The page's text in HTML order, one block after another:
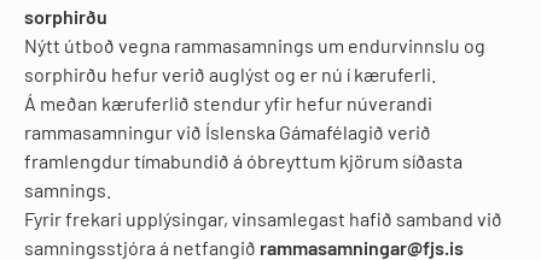
sorphirðu
Nýtt útboð vegna rammasamnings um endurvinnslu og
sorphirðu hefur verið auglýst og er nú í kæruferli.
Á meðan kæruferlið stendur yfir hefur núverandi
rammasamningur við Íslenska Gámafélagið verið
framlengdur tímabundið á óbreyttum kjörum síðasta
samnings.
Fyrir frekari upplýsingar, vinsamlegast hafið samband við
samningsstjóra á netfangið rammasamningar@fjs.is